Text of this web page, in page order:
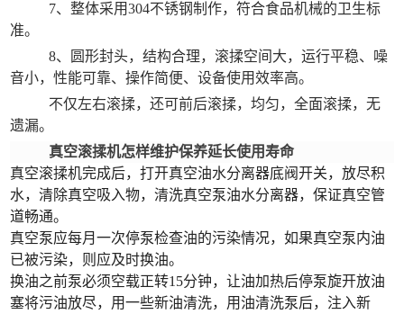
7、整体采用304不锈钢制作，符合食品机械的卫生标
准。
8、圆形封头，结构合理，滚揉空间大，运行平稳、噪
音小，性能可靠、操作简便、设备使用效率高。
不仅左右滚揉，还可前后滚揉，均匀，全面滚揉，无
遗漏。
真空滚揉机怎样维护保养延长使用寿命
真空滚揉机完成后，打开真空油水分离器底阀开关，放尽积
水，清除真空吸入物，清洗真空泵油水分离器，保证真空管
道畅通。
真空泵应每月一次停泵检查油的污染情况，如果真空泵内油
已被污染，则应及时换油。
换油之前泵必须空载正转15分钟，让油加热后停泵旋开放油
塞将污油放尽，用一些新油清洗，用油清洗泵后，注入新